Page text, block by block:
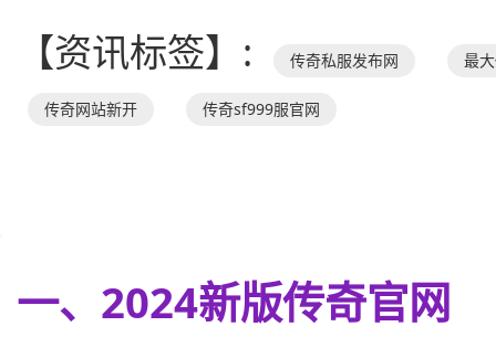
【资讯标签】:
传奇私服发布网 最
传奇网站新开 传奇sf999服官网
一、2024新版传奇官网